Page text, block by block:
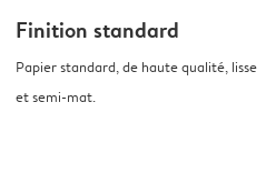
Finition standard
Papier standard, de haute qualité, lisse
et semi-mat.